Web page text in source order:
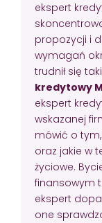
ekspert
propozycji i
wymagań
trudnił się
kredytowy
ekspert
wskazanej
mówić o
oraz jakie w
życiowe.
finansowym
ekspert
one